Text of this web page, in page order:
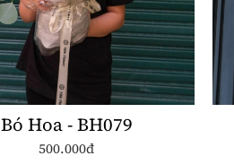
Bó Hoa - BH079
500.000đ